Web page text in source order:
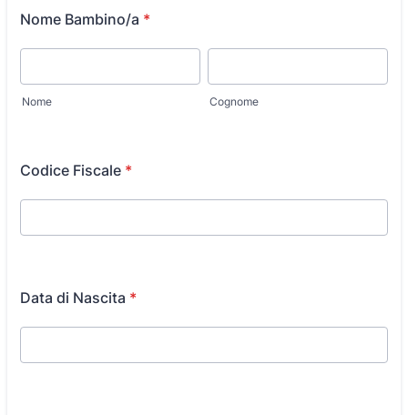
Nome Bambino/a *
Nome Cognome
Codice Fiscale *
Data di Nascita *